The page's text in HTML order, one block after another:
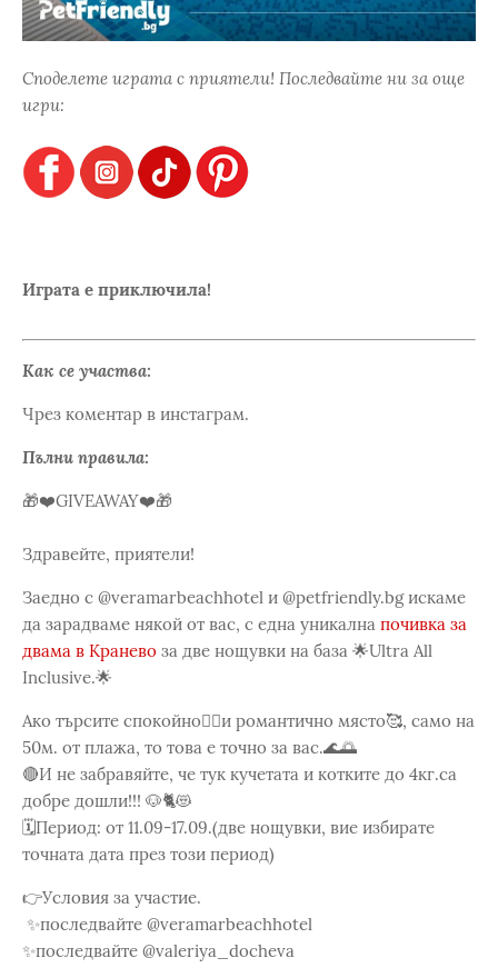
Споделете играта с приятели! Последвайте ни за още
игри:
Играта е приключила!
Как се участва:
Чрез коментар в инстаграм.
Пълни правила:
🎁❤️GIVEAWAY❤️🎁
Здравейте, приятели!
Заедно с @veramarbeachhotel и @petfriendly.bg искаме
да зарадваме някой от вас, с една уникална почивка за
двама в Кранево за две нощувки на база 🌟Ultra All
Inclusive.🌟
Ако търсите спокойно🧘‍♀️и романтично място🥰, само на
50м. от плажа, то това е точно за вас.🌊🌅
🔴И не забравяйте, че тук кучетата и котките до 4кг.са
добре дошли!!! 🐶🐈😻
🗓️Период: от 11.09-17.09.(две нощувки, вие избирате
точната дата през този период)
👉Условия за участие.
✨последвайте @veramarbeachhotel
✨последвайте @valeriya_docheva